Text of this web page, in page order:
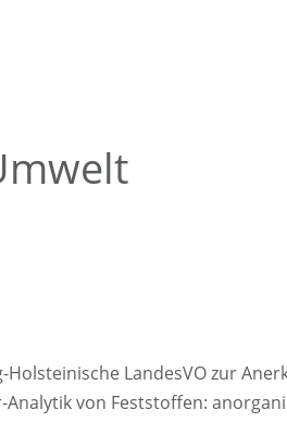
Holsteinische LandesVO zur
von Feststoffen: